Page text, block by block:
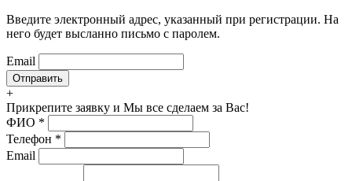
Введите электронный адрес, указанный при регистрации. На
него будет высланно письмо с паролем.
Email
+
Прикрепите заявку и Мы все сделаем за Вас!
ФИО *
Телефон *
Email